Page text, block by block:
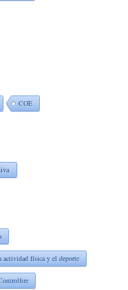
COE
actividad física y el deporte